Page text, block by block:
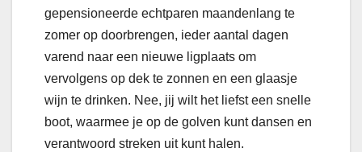
gepensioneerde echtparen maandenlang te
zomer op doorbrengen, ieder aantal dagen
varend naar een nieuwe ligplaats om
vervolgens op dek te zonnen en een glaasje
wijn te drinken. Nee, jij wilt het liefst een snelle
boot, waarmee je op de golven kunt dansen en
verantwoord streken uit kunt halen.